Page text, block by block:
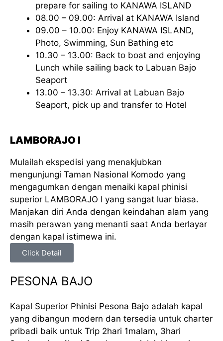
prepare for sailing to KANAWA ISLAND
08.00 – 09.00: Arrival at KANAWA Island
09.00 – 10.00: Enjoy KANAWA ISLAND,
Photo, Swimming, Sun Bathing etc
10.30 – 13.00: Back to boat and enjoying
Lunch while sailing back to Labuan Bajo
Seaport
13.00 – 13.30: Arrival at Labuan Bajo
Seaport, pick up and transfer to Hotel
LAMBORAJO I
Mulailah ekspedisi yang menakjubkan
mengunjungi Taman Nasional Komodo yang
mengagumkan dengan menaiki kapal phinisi
superior LAMBORAJO I yang sangat luar biasa.
Manjakan diri Anda dengan keindahan alam yang
masih perawan yang menanti saat Anda berlayar
dengan kapal istimewa ini.
Click Detail
PESONA BAJO
Kapal Superior Phinisi Pesona Bajo adalah kapal
yang dibangun modern dan tersedia untuk charter
pribadi baik untuk Trip 2hari 1malam, 3hari